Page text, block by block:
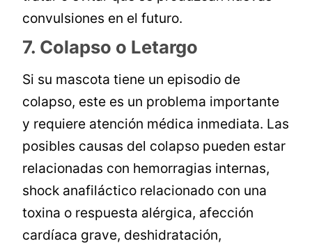
convulsiones en el futuro.
7. Colapso o Letargo
Si su mascota tiene un episodio de
colapso, este es un problema importante
y requiere atención médica inmediata. Las
posibles causas del colapso pueden estar
relacionadas con hemorragias internas,
shock anafiláctico relacionado con una
toxina o respuesta alérgica, afección
cardíaca grave, deshidratación,